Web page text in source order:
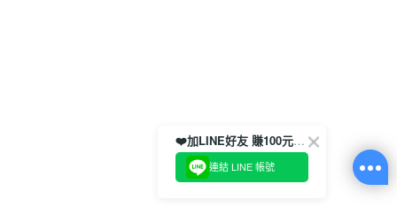
❤️加LINE好友 賺100元券！
連結 LINE 帳號